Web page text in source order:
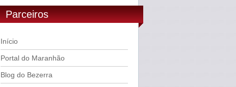
Parceiros
Início
Portal do Maranhão
Blog do Bezerra